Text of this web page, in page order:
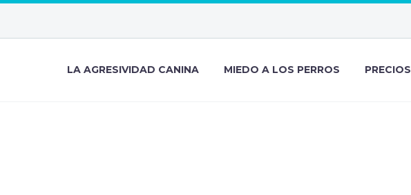
LA AGRESIVIDAD CANINA MIEDO A LOS PERROS PRECIOS